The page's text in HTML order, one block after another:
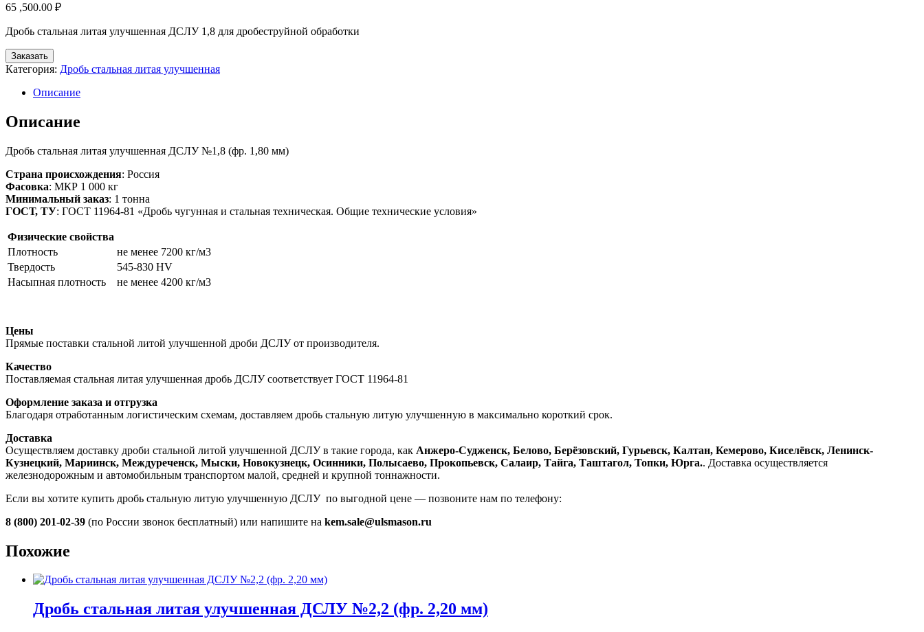
65 ,500.00 ₽
Дробь стальная литая улучшенная ДСЛУ 1,8 для дробеструйной обработки
Заказать
Категория: Дробь стальная литая улучшенная
Описание
Описание
Дробь стальная литая улучшенная ДСЛУ №1,8 (фр. 1,80 мм)
Страна происхождения: Россия
Фасовка: МКР 1 000 кг
Минимальный заказ: 1 тонна
ГОСТ, ТУ: ГОСТ 11964-81 «Дробь чугунная и стальная техническая. Общие технические условия»
Физические свойства
Плотность
не менее 7200 кг/м3
Твердость
545-830 HV
Насыпная плотность
не менее 4200 кг/м3
Цены
Прямые поставки стальной литой улучшенной дроби ДСЛУ от производителя.
Качество
Поставляемая стальная литая улучшенная дробь ДСЛУ соответствует ГОСТ 11964-81
Оформление заказа и отгрузка
Благодаря отработанным логистическим схемам, доставляем дробь стальную литую улучшенную в максимально короткий срок.
Доставка
Осуществляем доставку дроби стальной литой улучшенной ДСЛУ в такие города, как Анжеро-Судженск, Белово, Берёзовский, Гурьевск, Калтан, Кемерово, Киселёвск, Ленинск-
Кузнецкий, Мариинск, Междуреченск, Мыски, Новокузнецк, Осинники, Полысаево, Прокопьевск, Салаир, Тайга, Таштагол, Топки, Юрга.. Доставка осуществляется
железнодорожным и автомобильным транспортом малой, средней и крупной тоннажности.
Если вы хотите купить дробь стальную литую улучшенную ДСЛУ по выгодной цене — позвоните нам по телефону:
8 (800) 201-02-39 (по России звонок бесплатный) или напишите на kem.sale@ulsmason.ru
Похожие
Дробь стальная литая улучшенная ДСЛУ №2,2 (фр. 2,20 мм)